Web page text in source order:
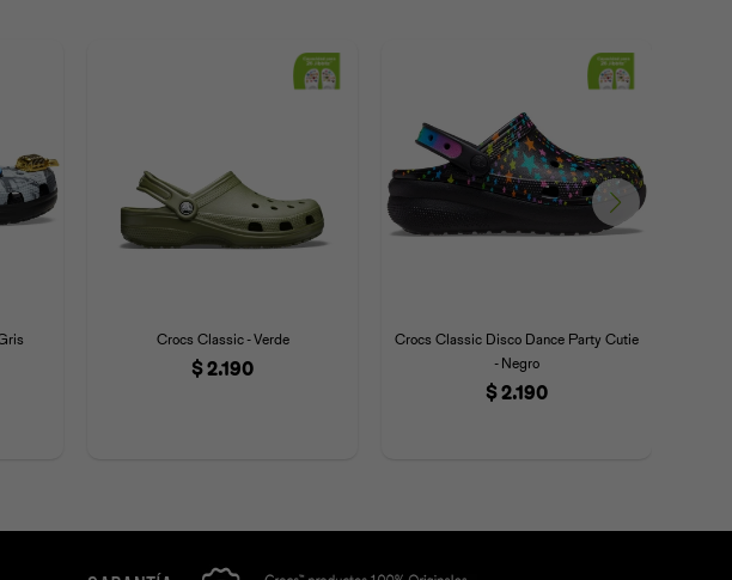
Crocs Classic - Verde
$2.190
Crocs Classic Disco Dance Party Cutie
- Negro
$2.190